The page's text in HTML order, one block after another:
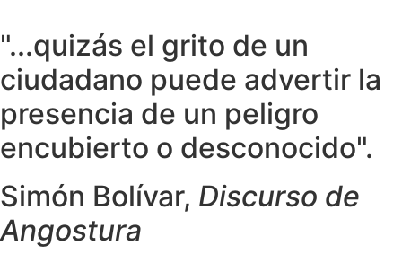
al
contenido
"...quizás el grito de un
ciudadano puede advertir la
presencia de un peligro
encubierto o desconocido".
Simón Bolívar, Discurso de
Angostura